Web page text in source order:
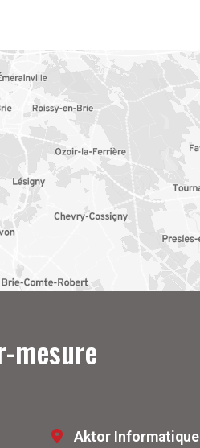
mesure
Aktor Informatique